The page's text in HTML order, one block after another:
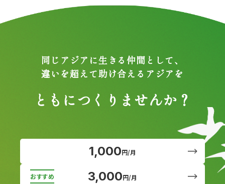
同じアジアに生きる仲間として、
違いを超えて助け合えるアジアを
ともにつくりませんか？
1,000円/月
3,000円/月